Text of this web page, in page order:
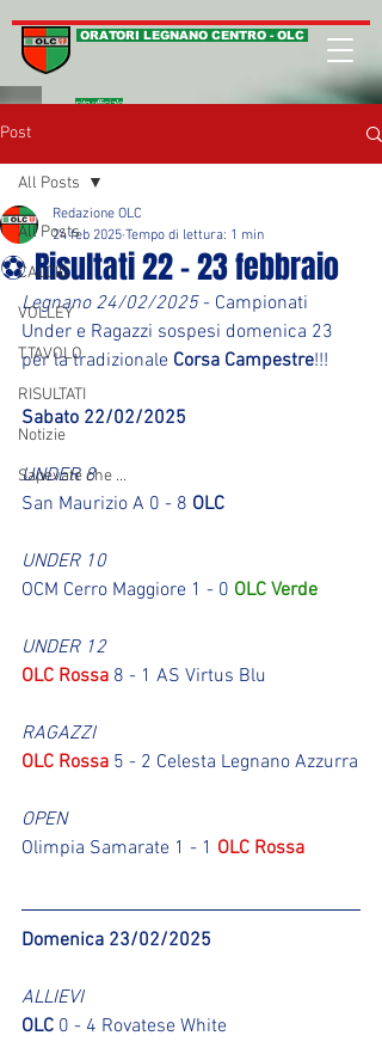
ORATORI LEGNANO CENTRO - OLC
sito ufficiale
Post
All Posts
CALCIO
VOLLEY
T.TAVOLO
RISULTATI
Notizie
Sapevate che ...
All Posts
⚽ Risultati 22 - 23 febbraio
Redazione OLC
24 feb 2025 Tempo di lettura: 1 min
Legnano 24/02/2025 - Campionati
Under e Ragazzi sospesi domenica 23
per la tradizionale Corsa Campestre!!!
Sabato 22/02/2025
UNDER 8
San Maurizio A 0 - 8 OLC
UNDER 10
OCM Cerro Maggiore 1 - 0 OLC Verde
UNDER 12
OLC Rossa 8 - 1 AS Virtus Blu
RAGAZZI
OLC Rossa 5 - 2 Celesta Legnano Azzurra
OPEN
Olimpia Samarate 1 - 1 OLC Rossa
Domenica 23/02/2025
ALLIEVI
OLC 0 - 4 Rovatese White